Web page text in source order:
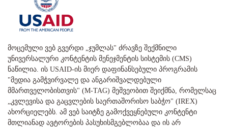
მოცემული ვებ გვერდი „ჯუმლას" ძრავზე შექმნილი
უნივერსალური კონტენტის მენეჯმენტის სისტემის (CMS)
ნაწილია. ის USAID-ის მიერ დაფინანსებული პროგრამის
"მედია გამჭვირვალე და ანგარიშვალდებული
მმართველობისთვის" (M-TAG) მეშვეობით შეიქმნა, რომელსაც
„კვლევისა და გაცვლების საერთაშორისო საბჭო" (IREX)
ახორციელებს. ამ ვებ საიტზე გამოქვეყნებული კონტენტი
მთლიანად ავტორების პასუხისმგებლობაა და ის არ